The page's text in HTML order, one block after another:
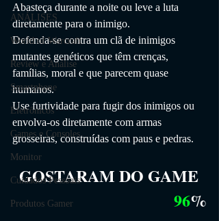
ANÁLISES
World of Warcraft
Review e Análise
Smartphone
Eletrônicos
Games e Consoles
Monitor
Cuidados Pessoais
Produtos Gamer
Abasteça durante a noite ou leve a luta
diretamente para o inimigo.
Defenda-se contra um clã de inimigos
mutantes genéticos que têm crenças,
famílias, moral e que parecem quase
humanos.
Use furtividade para fugir dos inimigos ou
envolva-os diretamente com armas
grosseiras, construídas com paus e pedras.
GOSTARAM DO GAME
96%